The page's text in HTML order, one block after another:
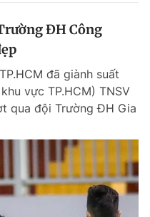
ĐH Công
đã giành suất
vực TP.HCM) TNSV
qua đội Trường ĐH Gia